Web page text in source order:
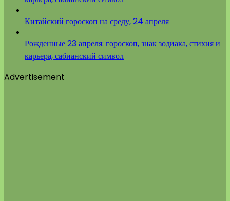
Китайский гороскоп на среду, 24 апреля
Рожденные 23 апреля: гороскоп, знак зодиака, стихия и
карьера, сабианский символ
Advertisement